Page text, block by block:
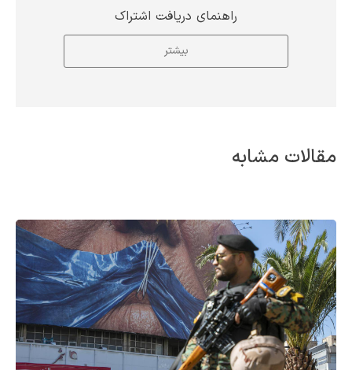
راهنمای دریافت اشتراک
بیشتر
مقالات مشابه